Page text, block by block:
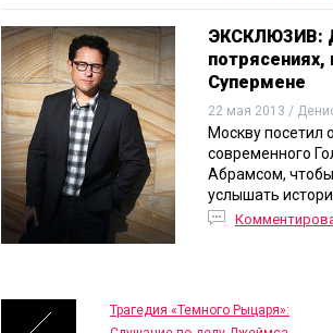
ЭКСКЛЮЗИВ:
потрясениях,
Супермене
22 мая 2013 /
Москву
современного
Абрамсом, чтобы
услышать
Трагедия «Темного Рыцаря»: